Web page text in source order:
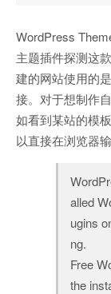
WordPress
主题插件探测这
建的网站使用的
接。对于想制作
如看到某站的模
以直接在浏览器
alled
ugins
ng.
Free
the